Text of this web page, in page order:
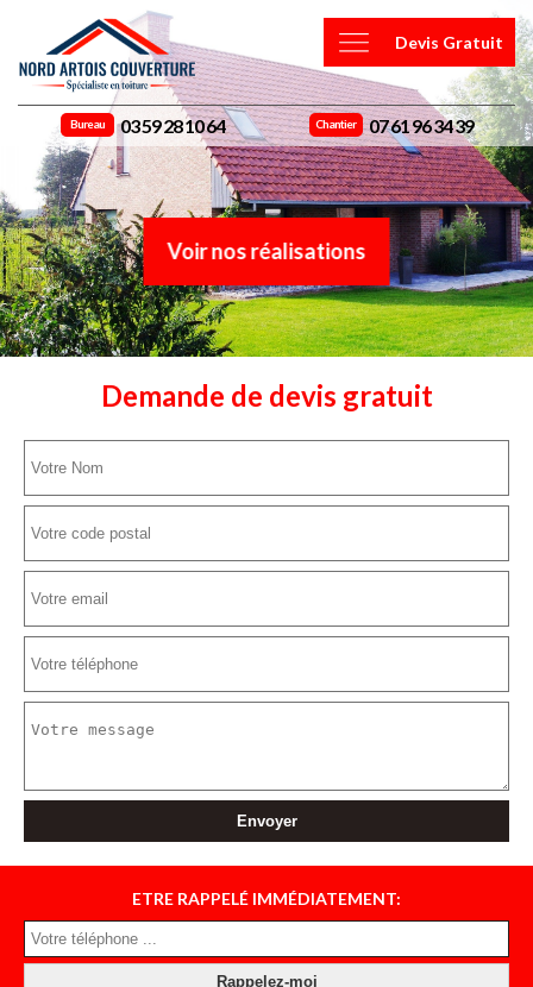
Devis Gratuit
Bureau 03 59 28 10 64 Chantier 07 61 96 34 39
Voir nos réalisations
Demande de devis gratuit
ETRE RAPPELÉ IMMÉDIATEMENT: